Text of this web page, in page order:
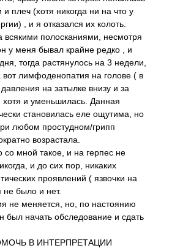
плеч (хотя никогда ни на что у
, и я отказался их колоть.
всякими полосканиями, несмотря
у меня бывал крайне редко , и
тогда растянулось на 3 недели,
лимфоденопатия на голове ( в
на затылке внизу и за
и уменьшилась. Данная
становилась еле ощутима, но
любом простудном/грипп
возрастала.
со мной такое, и на герпес не
и до сих пор, никаких
проявлений ( язвочки на
не было и нет.
не меняется, но, по настоянию
был начать обследование и сдать
В ИНТЕРПРЕТАЦИИ